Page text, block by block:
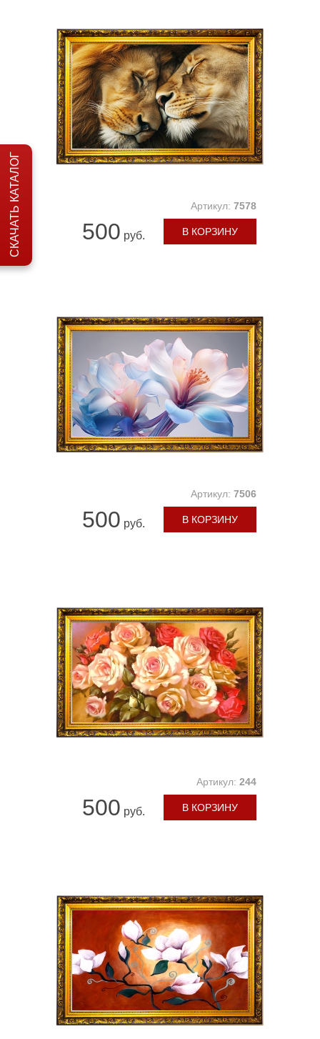
Артикул: 7578
500 руб. В КОРЗИНУ
Артикул: 7506
500 руб. В КОРЗИНУ
Артикул: 244
500 руб. В КОРЗИНУ
СКАЧАТЬ КАТАЛОГ